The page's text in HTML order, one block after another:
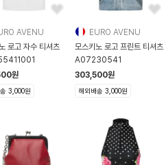
AVENU
로고 자수 티셔츠
원
3,000원
EURO AVENU
모스키노 로고 프린트 티셔츠
A07230541
303,500원
해외배송 3,000원